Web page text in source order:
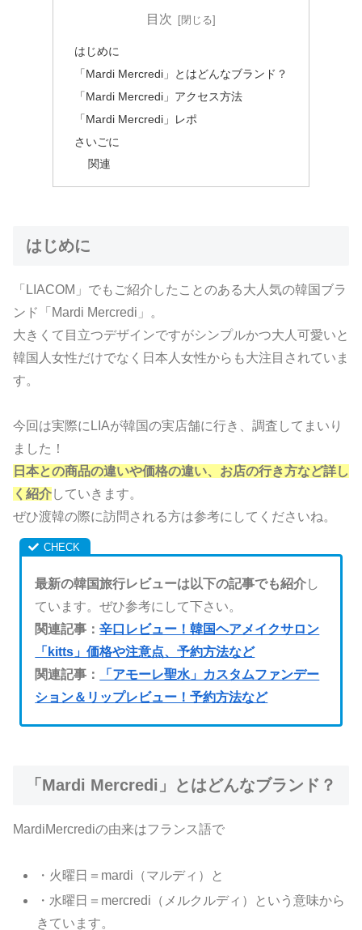
目次
はじめに
「Mardi Mercredi」とはどんなブランド？
「Mardi Mercredi」アクセス方法
「Mardi Mercredi」レポ
さいごに
関連
はじめに
「LIACOM」でもご紹介したことのある大人気の韓国ブラ
ンド「Mardi Mercredi」。
大きくて目立つデザインですがシンプルかつ大人可愛いと
韓国人女性だけでなく日本人女性からも大注目されていま
す。
今回は実際にLIAが韓国の実店舗に行き、調査してまいり
ました！
日本との商品の違いや価格の違い、お店の行き方など詳し
く紹介していきます。
ぜひ渡韓の際に訪問される方は参考にしてくださいね。
最新の韓国旅行レビューは以下の記事でも紹介し
ています。ぜひ参考にして下さい。
関連記事：辛口レビュー！韓国ヘアメイクサロン
「kitts」価格や注意点、予約方法など
関連記事：
「アモーレ聖水」カスタムファンデー
ション＆リップレビュー！予約方法など
「Mardi Mercredi」とはどんなブランド？
MardiMercrediの由来はフランス語で
・火曜日＝mardi（マルディ）と
・水曜日＝mercredi（メルクルディ）という意味から
きています。